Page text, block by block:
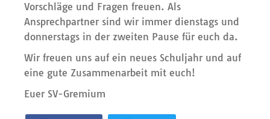
Vorschläge und Fragen freuen. Als
Ansprechpartner sind wir immer dienstags und
donnerstags in der zweiten Pause für euch da.
Wir freuen uns auf ein neues Schuljahr und auf
eine gute Zusammenarbeit mit euch!
Euer SV-Gremium